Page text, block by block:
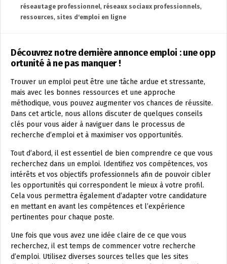
réseautage professionnel, réseaux sociaux professionnels,
ressources, sites d'emploi en ligne
Découvrez notre dernière annonce emploi : une opp
ortunité à ne pas manquer !
Trouver un emploi peut être une tâche ardue et stressante,
mais avec les bonnes ressources et une approche
méthodique, vous pouvez augmenter vos chances de réussite.
Dans cet article, nous allons discuter de quelques conseils
clés pour vous aider à naviguer dans le processus de
recherche d’emploi et à maximiser vos opportunités.
Tout d’abord, il est essentiel de bien comprendre ce que vous
recherchez dans un emploi. Identifiez vos compétences, vos
intérêts et vos objectifs professionnels afin de pouvoir cibler
les opportunités qui correspondent le mieux à votre profil.
Cela vous permettra également d’adapter votre candidature
en mettant en avant les compétences et l’expérience
pertinentes pour chaque poste.
Une fois que vous avez une idée claire de ce que vous
recherchez, il est temps de commencer votre recherche
d’emploi. Utilisez diverses sources telles que les sites